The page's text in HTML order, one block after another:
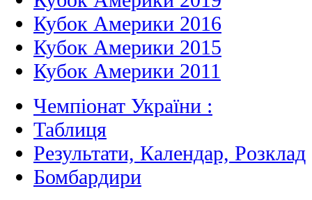
Кубок Америки 2016
Кубок Америки 2015
Кубок Америки 2011
Чемпіонат України :
Таблиця
Результати, Календар, Poзклад
Бомбардири